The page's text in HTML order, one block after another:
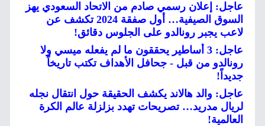
عاجل: إعلان رسمي صادم من الاتحاد السعودي يهز
السوق الصيفية… أول صفقة 2024 تكشف عن
لاعب يجبر رونالدو على الجلوس دقائق!
عاجل: 3 أساطير يحققون ما لم يفعله ميسي ولا
رونالدو من قبل - جحافل الأهداف تكتب تاريخاً
جديداً!
عاجل: والد هالاند يكشف الحقيقة حول انتقال نجله
لريال مدريد… تصريحات تهدد بزلزلة عالم الكرة
العالمية!